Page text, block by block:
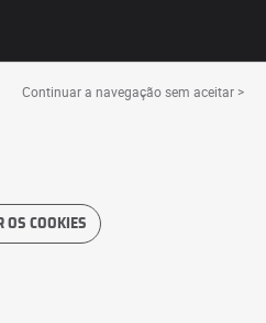
Continuar a navegação sem aceitar >
OS COOKIES